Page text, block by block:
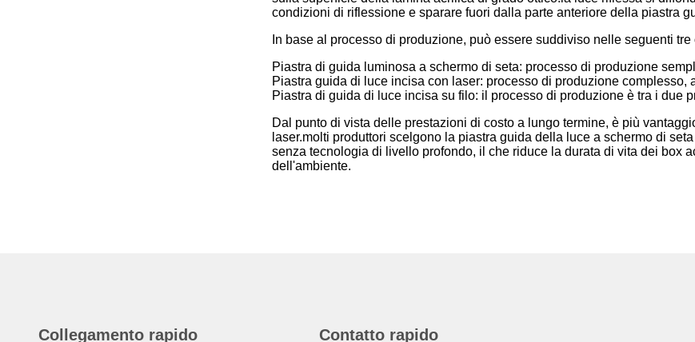
condizioni di riflessione e sparare fuori dalla parte anteriore della piastra
In base al processo di produzione, può essere suddiviso nelle seguenti tre
Piastra di guida luminosa a schermo di seta: processo di produzione
Piastra guida di luce incisa con laser: processo di produzione complesso,
Piastra di guida di luce incisa su filo: il processo di produzione è tra i due
Dal punto di vista delle prestazioni di costo a lungo termine, è più
laser.molti produttori scelgono la piastra guida della luce a schermo di
senza tecnologia di livello profondo, il che riduce la durata di vita dei box
dell'ambiente.
Collegamento rapido Contatto rapido